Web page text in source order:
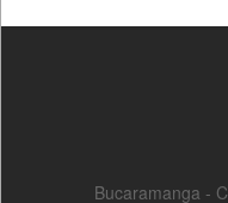
Bucaramanga -